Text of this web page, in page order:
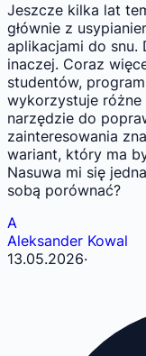
Jeszcze kilka lat
głównie z
aplikacjami do snu.
inaczej. Coraz
studentów,
wykorzystuje
narzędzie do
zainteresowania
wariant, który ma
Nasuwa mi się
sobą porównać?
A
Aleksander Kowal
13.05.2026·